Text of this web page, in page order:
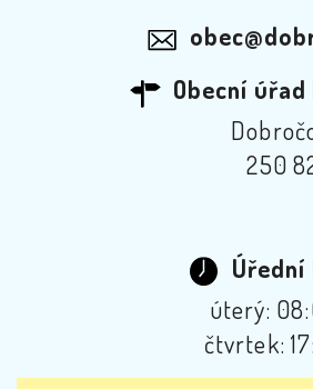
Obecní
250
úterý:
čtvrtek: